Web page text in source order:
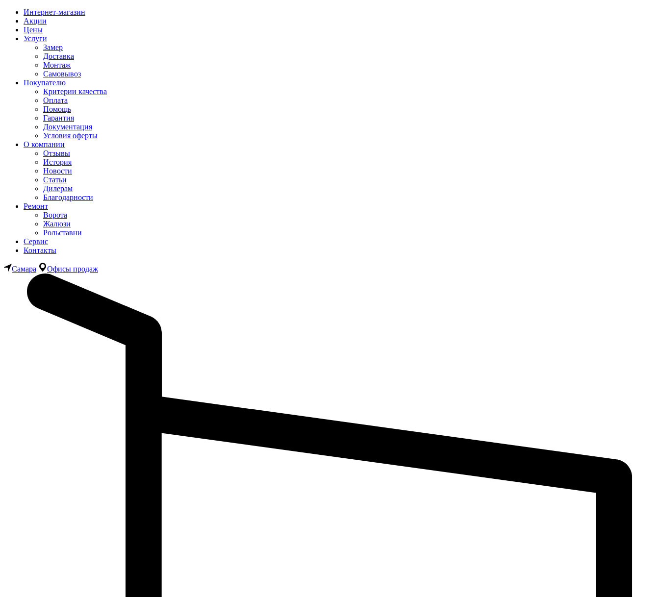
Интернет-магазин
Акции
Цены
Услуги
Замер
Доставка
Монтаж
Самовывоз
Покупателю
Критерии качества
Оплата
Помощь
Гарантия
Документация
Условия оферты
О компании
Отзывы
История
Новости
Статьи
Дилерам
Благодарности
Ремонт
Ворота
Жалюзи
Рольставни
Сервис
Контакты
Самара Офисы продаж